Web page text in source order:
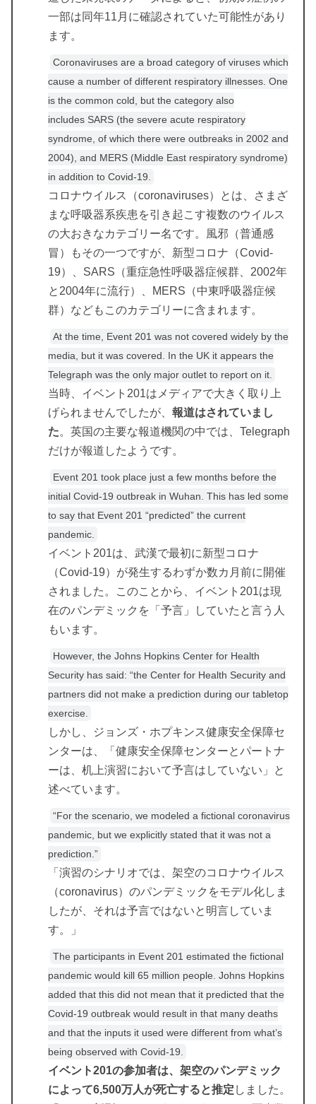
一部は同年11月に確認されていた可能性があり
ます。
Coronaviruses are a broad category of viruses which
cause a number of different respiratory illnesses. One
is the common cold, but the category also
includes SARS (the severe acute respiratory
syndrome, of which there were outbreaks in 2002 and
2004), and MERS (Middle East respiratory syndrome)
in addition to Covid-19.
コロナウイルス（coronaviruses）とは、さまざ
まな呼吸器系疾患を引き起こす複数のウイルス
の大おきなカテゴリー名です。風邪（普通感
冒）もその一つですが、新型コロナ（Covid-
19）、SARS（重症急性呼吸器症候群、2002年
と2004年に流行）、MERS（中東呼吸器症候
群）などもこのカテゴリーに含まれます。
At the time, Event 201 was not covered widely by the
media, but it was covered. In the UK it appears the
Telegraph was the only major outlet to report on it.
当時、イベント201はメディアで大きく取り上
げられませんでしたが、 報道はされていまし
た。英国の主要な報道機関の中では、Telegraph
だけが報道したようです。
Event 201 took place just a few months before the
initial Covid-19 outbreak in Wuhan. This has led some
to say that Event 201 “predicted” the current
pandemic.
イベント201は、武漢で最初に新型コロナ
（Covid-19）が発生するわずか数カ月前に開催
されました。このことから、イベント201は現
在のパンデミックを「予言」していたと言う人
もいます。
However, the Johns Hopkins Center for Health
Security has said: “the Center for Health Security and
partners did not make a prediction during our tabletop
exercise.
しかし、ジョンズ・ホプキンス健康安全保障セ
ンターは、「健康安全保障センターとパートナ
ーは、机上演習において予言はしていない」と
述べています。
“For the scenario, we modeled a fictional coronavirus
pandemic, but we explicitly stated that it was not a
prediction.”
「演習のシナリオでは、架空のコロナウイルス
（coronavirus）のパンデミックをモデル化しま
したが、それは予言ではないと明言していま
す。」
The participants in Event 201 estimated the fictional
pandemic would kill 65 million people. Johns Hopkins
added that this did not mean that it predicted that the
Covid-19 outbreak would result in that many deaths
and that the inputs it used were different from what’s
being observed with Covid-19.
イベント201の参加者は、架空のパンデミック
によって6,500万人が死亡すると推定 しました。